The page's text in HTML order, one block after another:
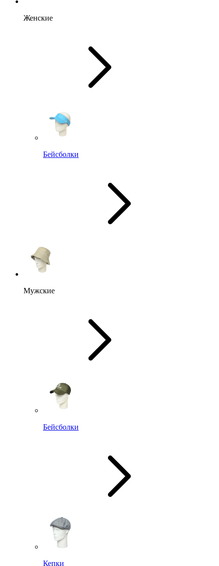
Женские
Бейсболки
Мужские
Бейсболки
Кепки